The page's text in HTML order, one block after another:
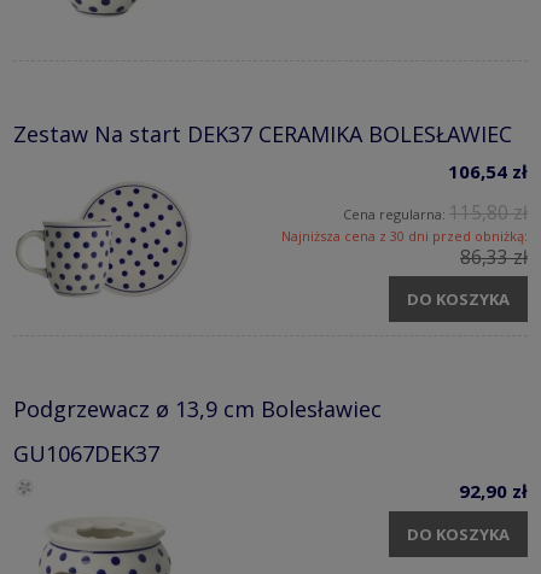
Zestaw Na start DEK37 CERAMIKA BOLESŁAWIEC
106,54 zł
Cena regularna: 115,80 zł
Najniższa cena z 30 dni przed obniżką:
86,33 zł
DO KOSZYKA
Podgrzewacz ø 13,9 cm Bolesławiec
GU1067DEK37
92,90 zł
DO KOSZYKA